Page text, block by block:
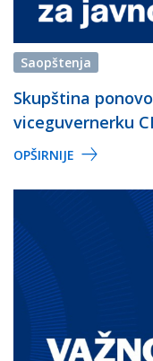
Saopštenja
Skupština
viceguvernerku
OPŠIRNIJE